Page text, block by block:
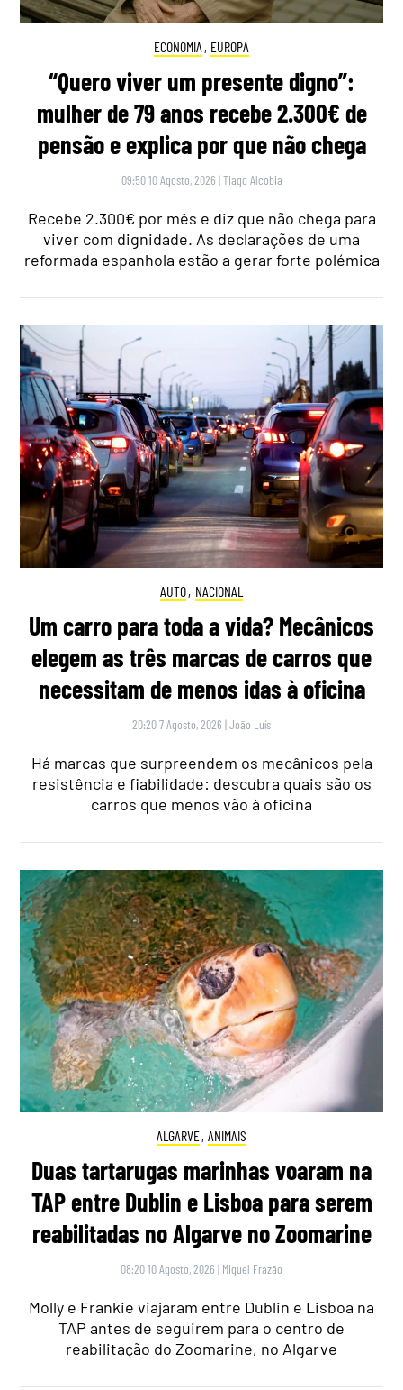
ECONOMIA , EUROPA
“Quero viver um presente digno”:
mulher de 79 anos recebe 2.300€ de
pensão e explica por que não chega
09:50 10 Agosto, 2026 |Tiago Alcobia
Recebe 2.300€ por mês e diz que não chega para
viver com dignidade. As declarações de uma
reformada espanhola estão a gerar forte polémica
AUTO, NACIONAL
Um carro para toda a vida? Mecânicos
elegem as três marcas de carros que
necessitam de menos idas à oficina
20:20 7 Agosto, 2026 |João Luís
Há marcas que surpreendem os mecânicos pela
resistência e fiabilidade: descubra quais são os
carros que menos vão à oficina
ALGARVE, ANIMAIS
Duas tartarugas marinhas voaram na
TAP entre Dublin e Lisboa para serem
reabilitadas no Algarve no Zoomarine
08:20 10 Agosto, 2026 | Miguel Frazão
Molly e Frankie viajaram entre Dublin e Lisboa na
TAP antes de seguirem para o centro de
reabilitação do Zoomarine, no Algarve